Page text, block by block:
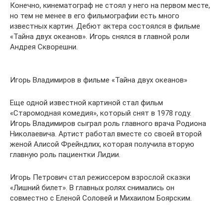
Конечно, кинематограф не стоял у него на первом месте,
но тем не менее в его фильмографии есть много
известных картин. Дебют актера состоялся в фильме
«Тайна двух океанов». Игорь снялся в главной роли
Андрея Скворешни.
Игорь Владимиров в фильме «Тайна двух океанов»
Еще одной известной картиной стал фильм
«Старомодная комедия», который снят в 1978 году.
Игорь Владимиров сыграл роль главного врача Родиона
Николаевича. Артист работал вместе со своей второй
женой Алисой Фрейндлих, которая получила вторую
главную роль пациентки Лидии.
Игорь Петрович стал режиссером взрослой сказки
«Лишний билет». В главных ролях снимались он
совместно с Еленой Соловей и Михаилом Боярским.